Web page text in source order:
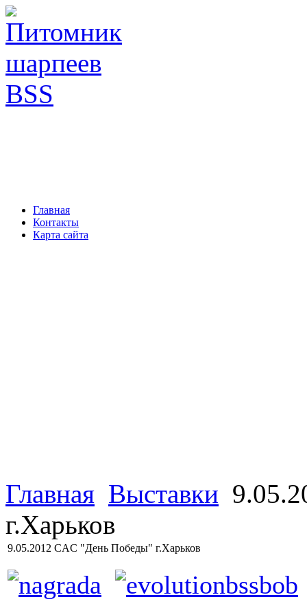
Главная
Контакты
Карта сайта
Главная Выставки
г.Харьков
9.05.2012 CAC "День Победы" г.Харьков